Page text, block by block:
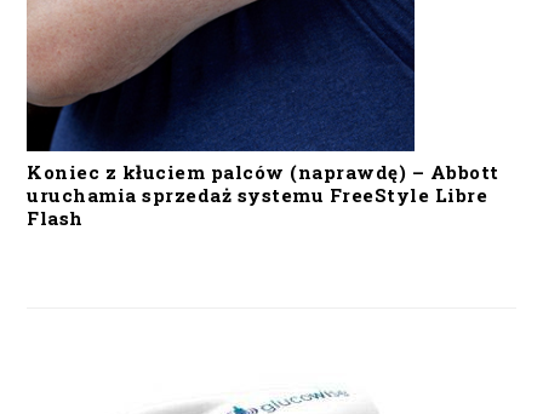
Koniec z kłuciem palców (naprawdę) – Abbott
uruchamia sprzedaż systemu FreeStyle Libre
Flash